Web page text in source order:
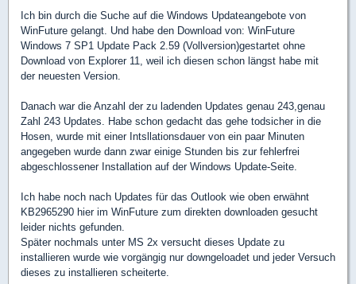
Ich bin durch die Suche auf die Windows Updateangebote von
WinFuture gelangt. Und habe den Download von: WinFuture
Windows 7 SP1 Update Pack 2.59 (Vollversion)gestartet ohne
Download von Explorer 11, weil ich diesen schon längst habe mit
der neuesten Version.
Danach war die Anzahl der zu ladenden Updates genau 243,genau
Zahl 243 Updates. Habe schon gedacht das gehe todsicher in die
Hosen, wurde mit einer Intsllationsdauer von ein paar Minuten
angegeben wurde dann zwar einige Stunden bis zur fehlerfrei
abgeschlossener Installation auf der Windows Update-Seite.
Ich habe noch nach Updates für das Outlook wie oben erwähnt
KB2965290 hier im WinFuture zum direkten downloaden gesucht
leider nichts gefunden.
Später nochmals unter MS 2x versucht dieses Update zu
installieren wurde wie vorgängig nur downgeloadet und jeder Versuch
dieses zu installieren scheiterte.